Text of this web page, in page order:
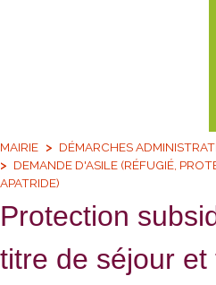
MAIRIE DÉMARCHES
DEMANDE D'ASILE (RÉFUGIÉ,
APATRIDE)
Protection
titre de séjour et